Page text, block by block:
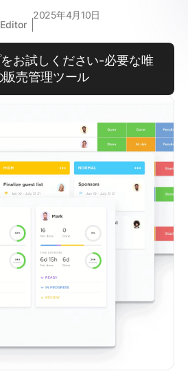
2025年4月10日
お試しください-必要な唯
販売管理ツール